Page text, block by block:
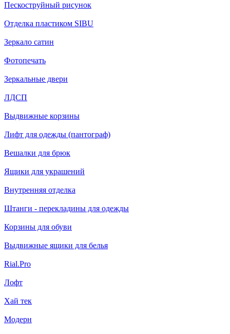
Пескоструйный рисунок
Отделка пластиком SIBU
Зеркало сатин
Фотопечать
Зеркальные двери
ЛДСП
Выдвижные корзины
Лифт для одежды (пантограф)
Вешалки для брюк
Ящики для украшений
Внутренняя отделка
Штанги - перекладины для одежды
Корзины для обуви
Выдвижные ящики для белья
Rial.Pro
Лофт
Хай тек
Модерн